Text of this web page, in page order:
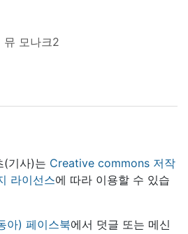
뮤 모나크2
(기사)는 Creative commons 저작
라이선스에 따라 이용할 수 있습
아) 페이스북에서 덧글 또는 메신